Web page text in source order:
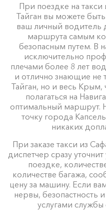
При поездке на
Тайган вы можете
ваш личный водитель
маршрута самым
безопасным путем. В
исключительно
плечами более 8 лет
и отлично знающие не
Тайган, но и весь Крым,
полагаться на
оптимальный маршрут.
точку города
никаких
При заказе такси из
диспетчер сразу
поездке,
количестве багажа,
цену за машину. Если
нервы, безопастность
услугами службы